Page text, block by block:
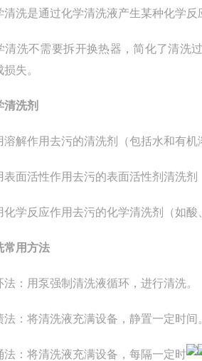
是通过化学清洗液产生某种化学反
不需要拆开换热器，简化了清洗过
失。
清洗剂
作用去污的清洗剂（包括水和有机
活性作用去污的表面活性剂清洗剂
反应作用去污的化学清洗剂（如酸
常用方法
用泵强制清洗液循环，进行清洗。
将清洗液充满设备，静置一定时间
将清洗液充满设备，每隔一定时